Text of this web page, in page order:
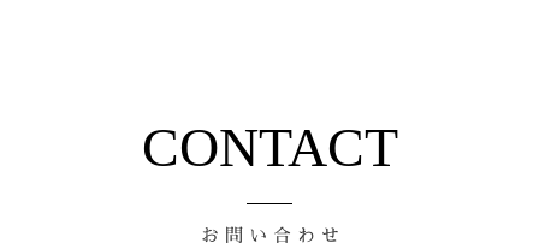
CONTACT
お 問 い 合 わ せ